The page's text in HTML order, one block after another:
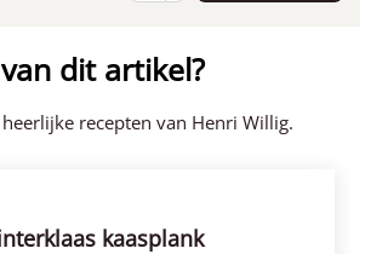
dit artikel?
recepten van Henri Willig.
kaasplank